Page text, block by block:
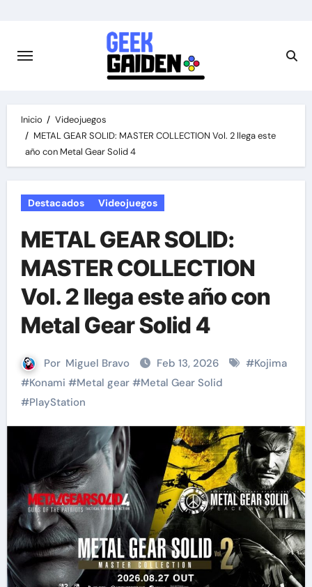
contenido
Inicio
Videojuegos
METAL GEAR SOLID: MASTER COLLECTION Vol. 2 llega este
año con Metal Gear Solid 4
Destacados Videojuegos
METAL GEAR SOLID:
MASTER COLLECTION
Vol. 2 llega este año con
Metal Gear Solid 4
Por Miguel Bravo Feb 13, 2026 #Kojima
#Konami #Metal gear#Metal Gear Solid
#PlayStation